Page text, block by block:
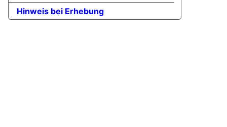
Hinweis bei Erhebung